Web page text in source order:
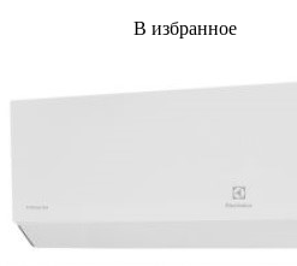
В избранное